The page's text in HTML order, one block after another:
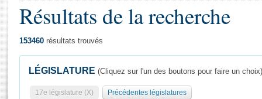
Général
Résultats de la recherche
153460 résultats trouvés
LÉGISLATURE (Cliquez sur l'un des boutons pour faire un choix)
17e législature (X) Précédentes législatures